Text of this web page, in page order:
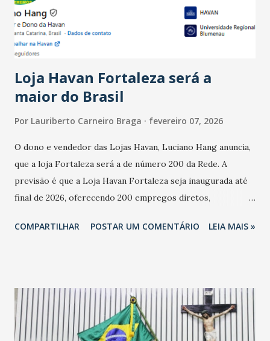
estabelecimentos no prejuízo ficou em 19%, pouco abaixo
do observado no mês anterior. Outros 1% não existiam em
novembro. Em relação a outubro, o faturamento também
Loja Havan Fortaleza será a
maior do Brasil
Por Lauriberto Carneiro Braga fevereiro 07, 2026
O dono e vendedor das Lojas Havan, Luciano Hang anuncia,
que a loja Fortaleza será a de número 200 da Rede. A
previsão é que a Loja Havan Fortaleza seja inaugurada até
final de 2026, oferecendo 200 empregos diretos,
Havan Fortaleza ainda não foi anunciada oficialmente, mas
COMPARTILHAR POSTAR UM COMENTÁRIO LEIA MAIS »